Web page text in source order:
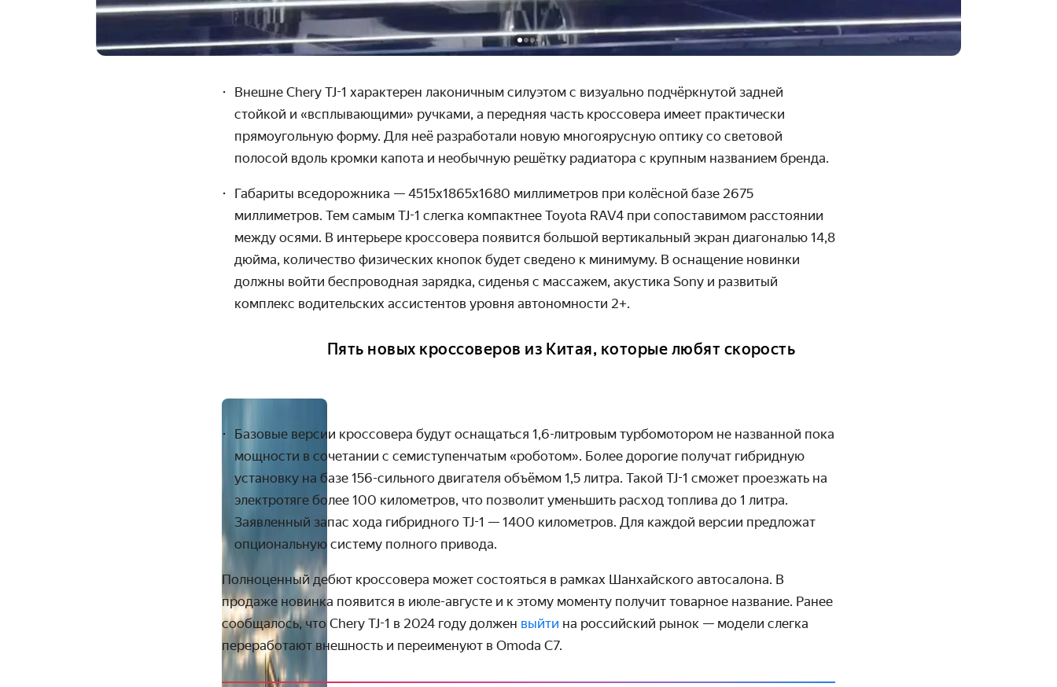
Внешне Chery TJ-1 характерен лаконичным силуэтом с визуально подчёркнутой задней
стойкой и «всплывающими» ручками, а передняя часть кроссовера имеет практически
прямоугольную форму. Для неё разработали новую многоярусную оптику со световой
полосой вдоль кромки капота и необычную решётку радиатора с крупным названием бренда.
Габариты вседорожника — 4515х1865х1680 миллиметров при колёсной базе 2675
миллиметров. Тем самым TJ-1 слегка компактнее Toyota RAV4 при сопоставимом расстоянии
между осями. В интерьере кроссовера появится большой вертикальный экран диагональю 14,8
дюйма, количество физических кнопок будет сведено к минимуму. В оснащение новинки
должны войти беспроводная зарядка, сиденья с массажем, акустика Sony и развитый
комплекс водительских ассистентов уровня автономности 2+.
Пять новых кроссоверов из Китая, которые любят скорость
Базовые версии кроссовера будут оснащаться 1,6-литровым турбомотором не названной пока
мощности в сочетании с семиступенчатым «роботом». Более дорогие получат гибридную
установку на базе 156-сильного двигателя объёмом 1,5 литра. Такой TJ-1 сможет проезжать на
электротяге более 100 километров, что позволит уменьшить расход топлива до 1 литра.
Заявленный запас хода гибридного TJ-1 — 1400 километров. Для каждой версии предложат
опциональную систему полного привода.
Полноценный дебют кроссовера может состояться в рамках Шанхайского автосалона. В
продаже новинка появится в июле-августе и к этому моменту получит товарное название. Ранее
сообщалось, что Chery TJ-1 в 2024 году должен выйти на российский рынок — модели слегка
переработают внешность и переименуют в Omoda C7.